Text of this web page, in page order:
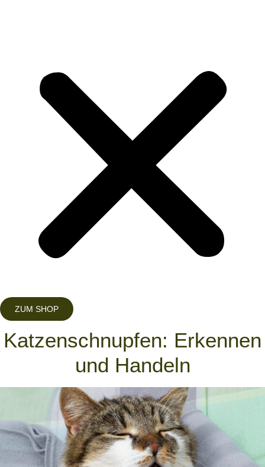
ZUM SHOP
Katzenschnupfen: Erkennen
und Handeln